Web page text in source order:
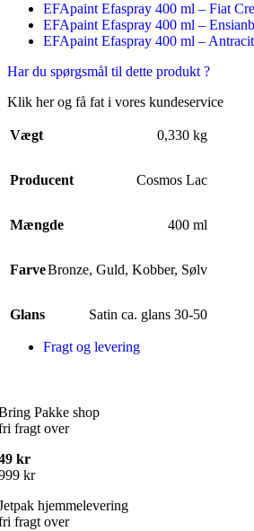
EFApaint Efaspray 400 ml – Fiat
EFApaint Efaspray 400 ml –
EFApaint Efaspray 400 ml –
Har du spørgsmål til dette produkt ?
Klik her og få fat i vores kundeservice
Vægt 0,330 kg
Producent Cosmos Lac
Mængde 400 ml
FarveBronze, Guld, Kobber, Sølv
Glans Satin ca. glans 30-50
Fragt og levering
Pakke shop
fragt over
kr
kr
hjemmelevering
fragt over